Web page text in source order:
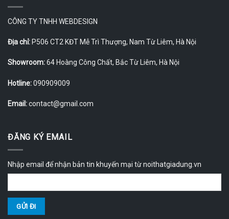
CÔNG TY TNHH WEBDESIGN
Địa chỉ: P506 CT2 KĐT Mễ Trì Thượng, Nam Từ Liêm, Hà Nội
Showroom:64 Hoàng Công Chất, Bắc Từ Liêm, Hà Nội
Hotline:090909009
Email:contact@gmail.com
ĐĂNG KÝ EMAIL
Nhập email để nhận bản tin khuyến mại từ noithatgiadung.vn